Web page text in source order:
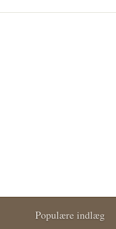
Populære indlæg